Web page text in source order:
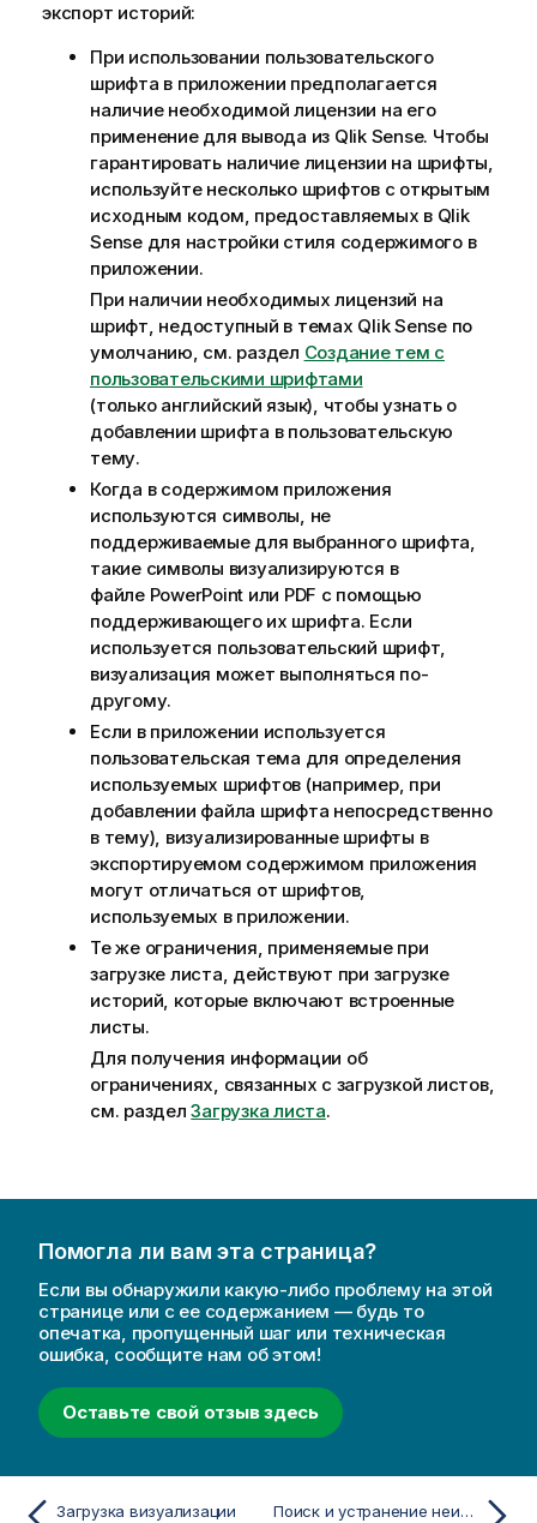
экспорт историй:
При использовании пользовательского
шрифта в приложении предполагается
наличие необходимой лицензии на его
применение для вывода из Qlik Sense. Чтобы
гарантировать наличие лицензии на шрифты,
используйте несколько шрифтов с открытым
исходным кодом, предоставляемых в Qlik
Senseдля настройки стиля содержимого в
приложении.
При наличии необходимых лицензий на
шрифт, недоступный в темах Qlik Senseпо
умолчанию, см. раздел Создание тем с
пользовательскими шрифтами
(только английский язык), чтобы узнать о
добавлении шрифта в пользовательскую
тему.
Когда в содержимом приложения
используются символы, не
поддерживаемые для выбранного шрифта,
такие символы визуализируются в
файле PowerPoint или PDF с помощью
поддерживающего их шрифта. Если
используется пользовательский шрифт,
визуализация может выполняться по-
другому.
Если в приложении используется
пользовательская тема для определения
используемых шрифтов (например, при
добавлении файла шрифта непосредственно
в тему), визуализированные шрифты в
экспортируемом содержимом приложения
могут отличаться от шрифтов,
используемых в приложении.
Те же ограничения, применяемые при
загрузке листа, действуют при загрузке
историй, которые включают встроенные
листы.
Для получения информации об
ограничениях, связанных с загрузкой листов,
см. разделЗагрузка листа.
Помогла ли вам эта страница?
Если вы обнаружили какую-либо проблему на этой
странице или с ее содержанием — будь то
опечатка, пропущенный шаг или техническая
ошибка, сообщите нам об этом!
Оставьте свой отзыв здесь
Загрузка визуализации Поиск и устранение неисправностей — загрузка